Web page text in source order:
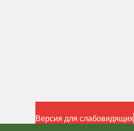
Версия для слабовидящих